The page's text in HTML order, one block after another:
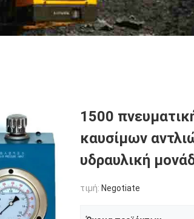
1500
καυσίμων
υδραυλική
τιμή: Negotiate